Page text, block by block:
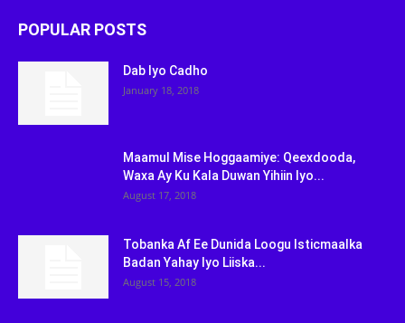
POPULAR POSTS
Dab Iyo Cadho
January 18, 2018
Maamul Mise Hoggaamiye: Qeexdooda,
Waxa Ay Ku Kala Duwan Yihiin Iyo...
August 17, 2018
Tobanka Af Ee Dunida Loogu Isticmaalka
Badan Yahay Iyo Liiska...
August 15, 2018